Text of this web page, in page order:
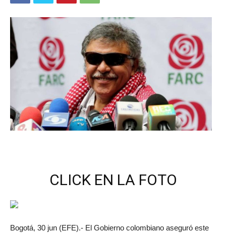
CLICK EN LA FOTO
Bogotá, 30 jun (EFE).- El Gobierno colombiano aseguró este